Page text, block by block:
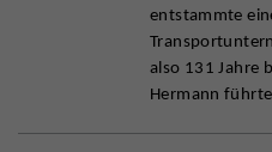
entstammte
also 131 Jahre
Hermann